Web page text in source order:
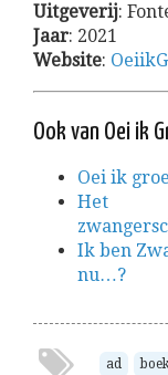
Uitgeverij:
Jaar: 2021
Website:
Ook van Oei ik
Oei ik
Het
Ik ben
nu…?
ad